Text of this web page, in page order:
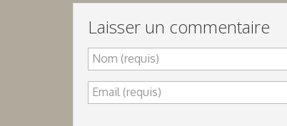
Laisser un commentaire
Nom (requis)
Email (requis)